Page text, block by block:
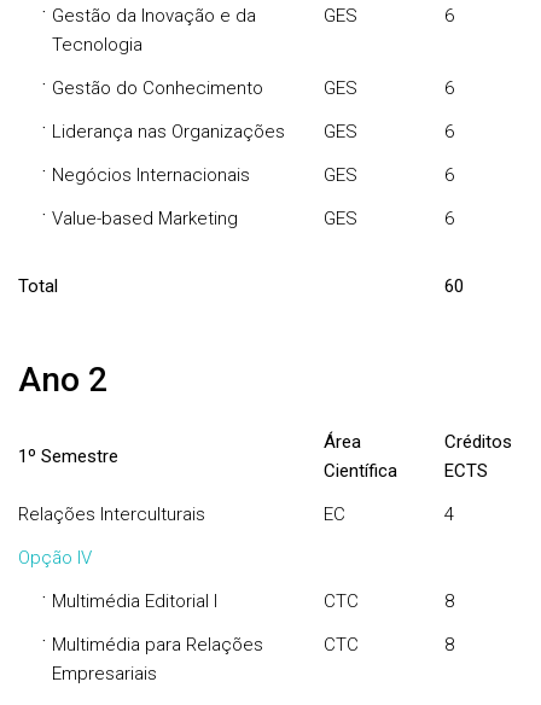
· Gestão da Inovação e da
Tecnologia
GES 6
· Gestão do Conhecimento GES 6
· Liderança nas Organizações GES 6
· Negócios Internacionais GES 6
· Value-based Marketing GES 6
Total 60
Ano 2
1º Semestre
Área
Científica
Créditos
ECTS
Relações Interculturais
EC
4
Opção IV
· Multimédia Editorial I CTC 8
· Multimédia para Relações
Empresariais
CTC 8